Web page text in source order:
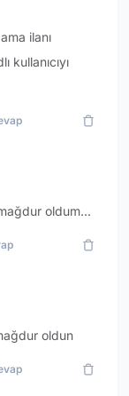
ilanı
kullanıcıyı
oldum...
oldun